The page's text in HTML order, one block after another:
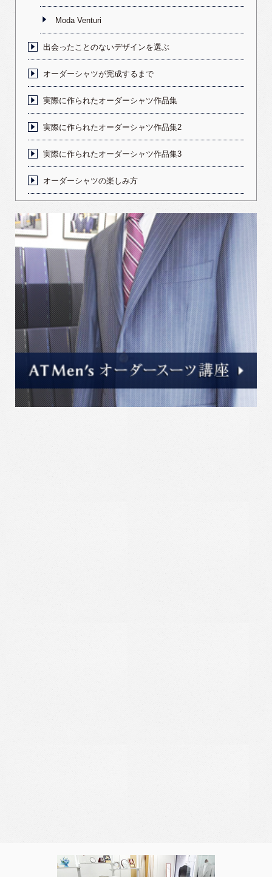
Moda Venturi
出会ったことのないデザインを選ぶ
オーダーシャツが完成するまで
実際に作られたオーダーシャツ作品集
実際に作られたオーダーシャツ作品集2
実際に作られたオーダーシャツ作品集3
オーダーシャツの楽しみ方